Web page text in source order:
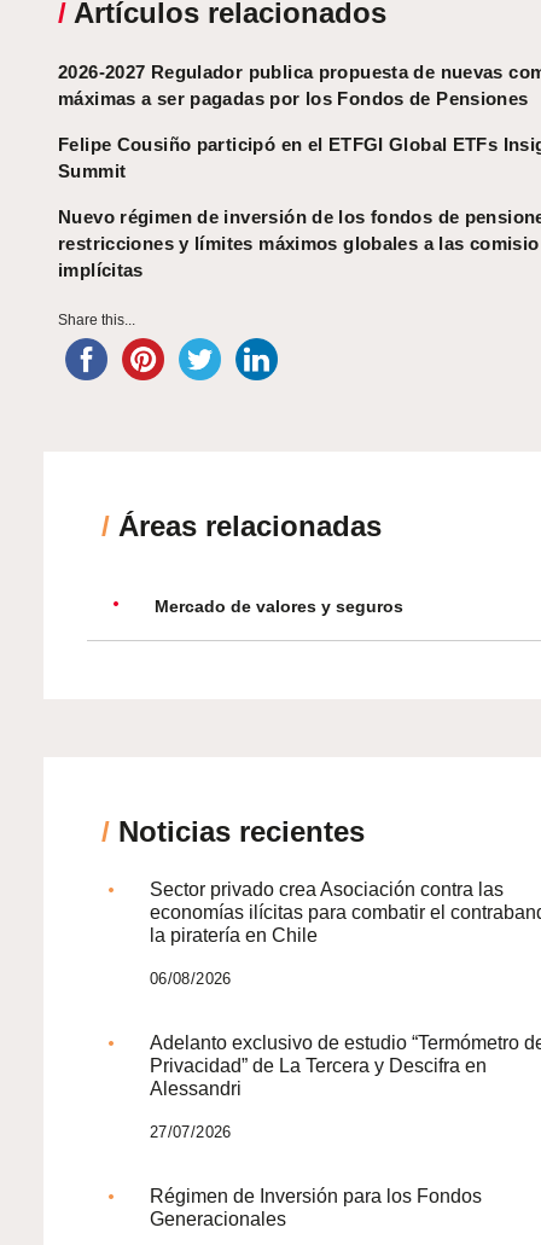
/ Artículos relacionados
2026-2027 Regulador publica propuesta de nuevas
máximas a ser pagadas por los Fondos de Pensiones
Felipe Cousiño participó en el ETFGI Global ETFs
Summit
Nuevo régimen de inversión de los fondos de
restricciones y límites máximos globales a las
implícitas
Share this...
/ Áreas relacionadas
Mercado de valores y seguros
/ Noticias recientes
Sector privado crea Asociación contra las
economías ilícitas para combatir el
la piratería en Chile
06/08/2026
Adelanto exclusivo de estudio “Termómetro
Privacidad” de La Tercera y Descifra en
Alessandri
27/07/2026
Régimen de Inversión para los Fondos
Generacionales